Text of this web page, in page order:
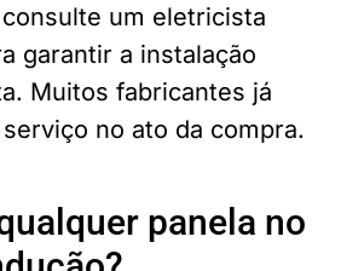
um eletricista
garantir a instalação
Muitos fabricantes já
no ato da compra.
panela no